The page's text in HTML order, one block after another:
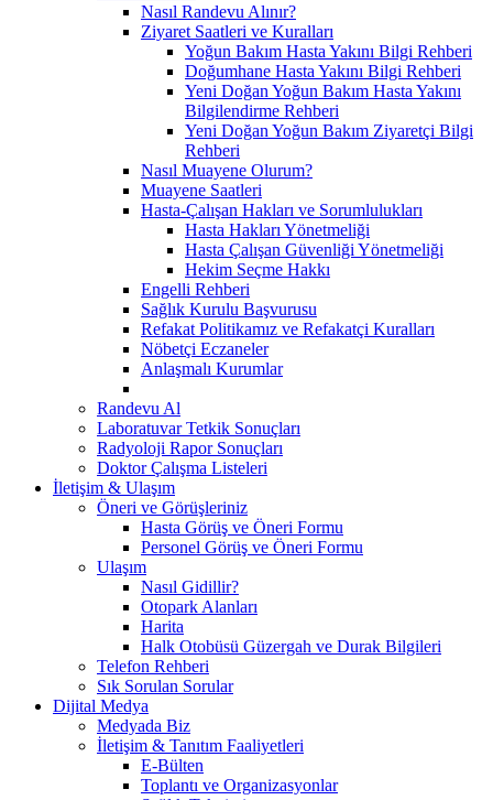
Nasıl Randevu Alınır?
Ziyaret Saatleri ve Kuralları
Yoğun Bakım Hasta Yakını Bilgi Rehberi
Doğumhane Hasta Yakını Bilgi Rehberi
Yeni Doğan Yoğun Bakım Hasta Yakını
Bilgilendirme Rehberi
Yeni Doğan Yoğun Bakım Ziyaretçi Bilgi
Rehberi
Nasıl Muayene Olurum?
Muayene Saatleri
Hasta-Çalışan Hakları ve Sorumlulukları
Hasta Hakları Yönetmeliği
Hasta Çalışan Güvenliği Yönetmeliği
Hekim Seçme Hakkı
Engelli Rehberi
Sağlık Kurulu Başvurusu
Refakat Politikamız ve Refakatçi Kuralları
Nöbetçi Eczaneler
Anlaşmalı Kurumlar
Randevu Al
Laboratuvar Tetkik Sonuçları
Radyoloji Rapor Sonuçları
Doktor Çalışma Listeleri
İletişim & Ulaşım
Öneri ve Görüşleriniz
Hasta Görüş ve Öneri Formu
Personel Görüş ve Öneri Formu
Ulaşım
Nasıl Gidillir?
Otopark Alanları
Harita
Halk Otobüsü Güzergah ve Durak Bilgileri
Telefon Rehberi
Sık Sorulan Sorular
Dijital Medya
Medyada Biz
İletişim & Tanıtım Faaliyetleri
E-Bülten
Toplantı ve Organizasyonlar